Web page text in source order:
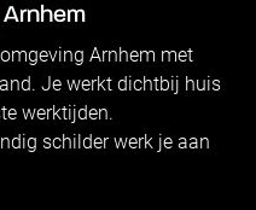
Arnhem
Arnhem met
Je werkt dichtbij huis
werktijden.
schilder werk je aan